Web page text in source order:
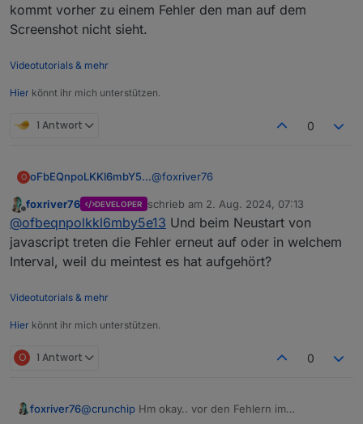
kommt vorher zu einem Fehler den man auf dem
Screenshot nicht sieht.
Videotutorials & mehr
Hier könnt ihr mich unterstützen.
1 Antwort 0
O oFbEQnpoLKKl6mbY5e13@foxriver76
Bleiben wir ruhig bei dem genannten
Beispiel.
Alias:
Offline
foxriver76 DEVELOPER schrieb am 2. Aug. 2024, 07:13
zuletzt editiert von
@ofbeqnpolkkl6mby5e13 Und beim Neustart von
javascript treten die Fehler erneut auf oder in welchem
Interval, weil du meintest es hat aufgehört?
Videotutorials & mehr
Hier könnt ihr mich unterstützen.
O 1 Antwort 0
foxriver76@crunchip Hm okay.. vor den Fehlern im